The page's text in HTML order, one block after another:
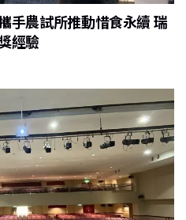
農試所推動惜食永續 瑞
經驗